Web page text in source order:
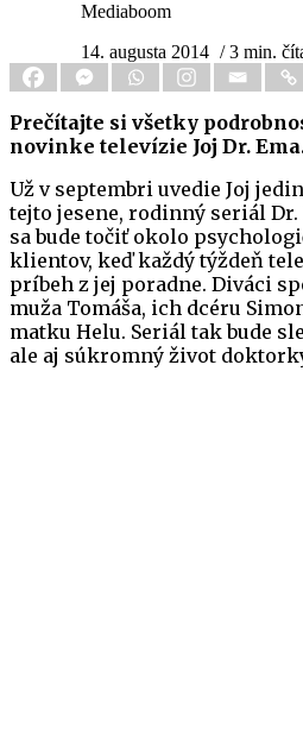
Mediaboom
14. augusta 2014 / 3 min.
Prečítajte si všetky
novinke televízie Joj Dr.
Už v septembri uvedie Joj
tejto jesene, rodinný seriál
sa bude točiť okolo
klientov, keď každý týždeň
príbeh z jej poradne. Diváci
muža Tomáša, ich dcéru
matku Helu. Seriál tak bude
ale aj súkromný život